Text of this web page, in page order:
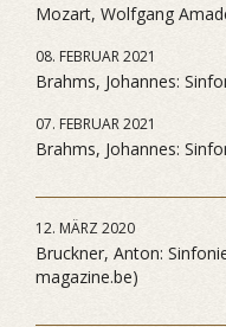
Mozart, Wolfgang
08. FEBRUAR 2021
Brahms, Johannes:
07. FEBRUAR 2021
Brahms, Johannes:
12. MÄRZ 2020
Bruckner, Anton:
magazine.be)